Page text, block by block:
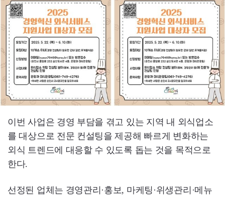
이번 사업은 경영 부담을 겪고 있는 지역 내 외식업소
를 대상으로 전문 컨설팅을 제공해 빠르게 변화하는
외식 트렌드에 대응할 수 있도록 돕는 것을 목적으로
한다.
선정된 업체는 경영관리·홍보, 마케팅·위생관리·메뉴